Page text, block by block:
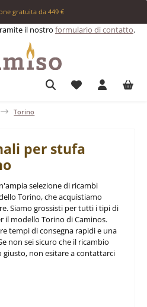
gratuita da 449 €
il nostro formulario di contatto.
Hai 0 articoli
Torino
per stufa
selezione di ricambi
Torino, che acquistiamo
Siamo grossisti per tutti i tipi di
il modello Torino di Caminos.
tempi di consegna rapidi e una
non sei sicuro che il ricambio
giusto, non esitare a contattarci